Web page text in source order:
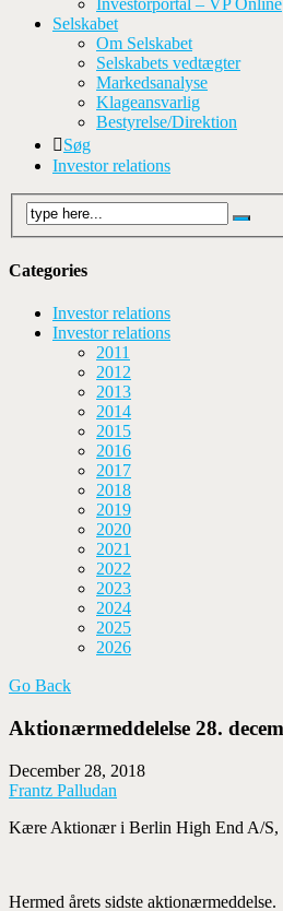
Investorportal – VP Online
Selskabet
Om Selskabet
Selskabets vedtægter
Markedsanalyse
Klageansvarlig
Bestyrelse/Direktion
Søg
Investor relations
Categories
Investor relations
Investor relations
2011
2012
2013
2014
2015
2016
2017
2018
2019
2020
2021
2022
2023
2024
2025
2026
Go Back
Aktionærmeddelelse 28.
December 28, 2018
Frantz Palludan
Kære Aktionær i Berlin High End A/S,
Hermed årets sidste aktionærmeddelse.